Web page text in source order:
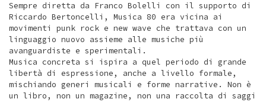
Sempre diretta da Franco Bolelli con il supporto di
Riccardo Bertoncelli, Musica 80 era vicina ai
movimenti punk rock e new wave che trattava con un
linguaggio nuovo assieme alle musiche più
avanguardiste e sperimentali.
Musica concreta si ispira a quel periodo di grande
libertà di espressione, anche a livello formale,
mischiando generi musicali e forme narrative. Non è
un libro, non un magazine, non una raccolta di saggi